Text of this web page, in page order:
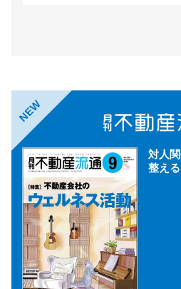
NEW
対人
整え